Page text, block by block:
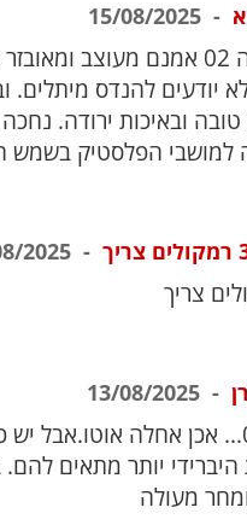
לא נכון.ה 02 אמנם מעוצב
יודעים להנדס מיתלים.
טובה ובאיכות ירודה.
למושבי הפלסטיק בשמש
יש לי 02... אכן אחלה אוטו.אבל
היברידי יותר מתאים להם.
מעולה